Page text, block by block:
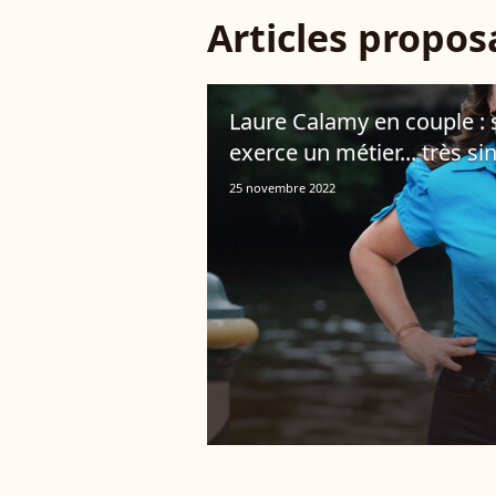
Articles
Laure Calamy en couple
exerce un métier... très
25 novembre 2022